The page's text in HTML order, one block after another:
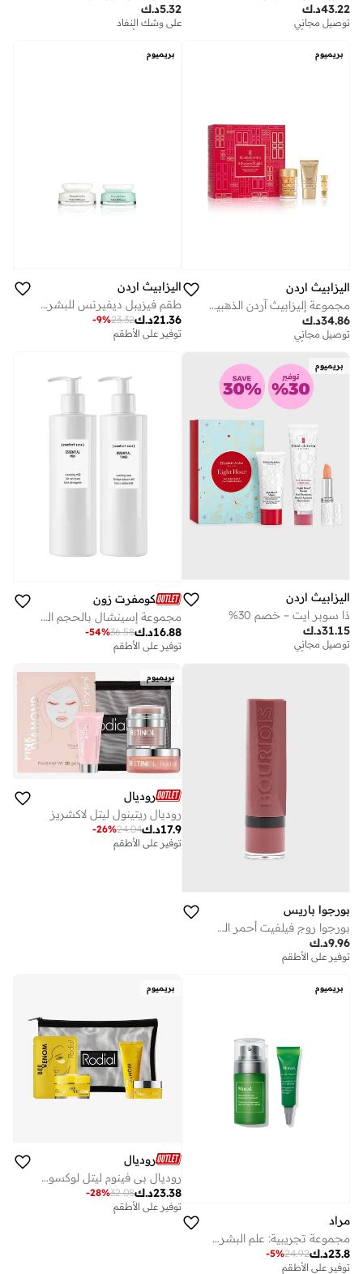
د.ك43.22
توصيل مجاني
توفير على الأطقم
توفير على الأطقم
د.ك5.32
على وشك النفاد
توفير على الأطقم
توفير على الأطقم
بريميوم
اليزابيث اردن
مجموعة إليزابيث آردن الذهبية ثلاثية القطع، توفير 45%
د.ك34.86
توصيل مجاني
توفير على الأطقم
توفير على الأطقم
بريميوم
اليزابيث اردن
طقم فيزيبل ديفيرنس للبشرة الندية مكون من قطعتين
د.ك21.36
23.32
-9%
توفير على الأطقم
بريميوم
اليزابيث اردن
ذا سوبر ايت – خصم 30%
د.ك31.15
توصيل مجاني
توفير على الأطقم
كومفرت زون
مجموعة إسينشال بالحجم الكبير، توفير 33٪.
د.ك16.88
36.58
-54%
توفير على الأطقم
بورجوا باريس
بورجوا روج فيلفيت أحمر الشفاه – 42 – تويل رِد، 2.4 جرام
د.ك9.96
توفير على الأطقم
بريميوم
روديال
روديال ريتينول ليتل لاكشريز
د.ك17.9
24.04
-26%
توفير على الأطقم
بريميوم
مراد
مجموعة تجريبية: علم البشرة الصحية - شد وإعادة تشكيل بالريتينال
د.ك23.8
24.92
-5%
توفير على الأطقم
بريميوم
روديال
روديال بي فينوم ليتل لوكسوريز
د.ك23.38
32.08
-28%
توفير على الأطقم